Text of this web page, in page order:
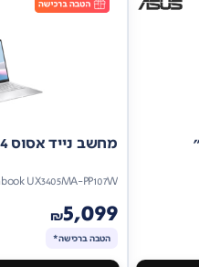
מחשב נייד אסוס 14"
UX3405MA-PP107W
₪5,099
הטבה ברכישה*